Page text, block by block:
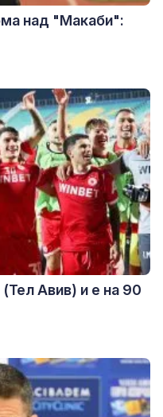
над "Макаби":
Авив) и е на 90